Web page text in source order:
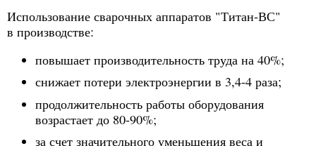
Использование сварочных аппаратов "Титан-ВС"
в производстве:
повышает производительность труда на 40%;
снижает потери электроэнергии в 3,4-4 раза;
продолжительность работы оборудования
возрастает до 80-90%;
за счет значительного уменьшения веса и